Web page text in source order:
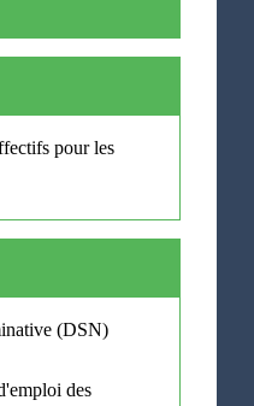
pour les
(DSN)
des